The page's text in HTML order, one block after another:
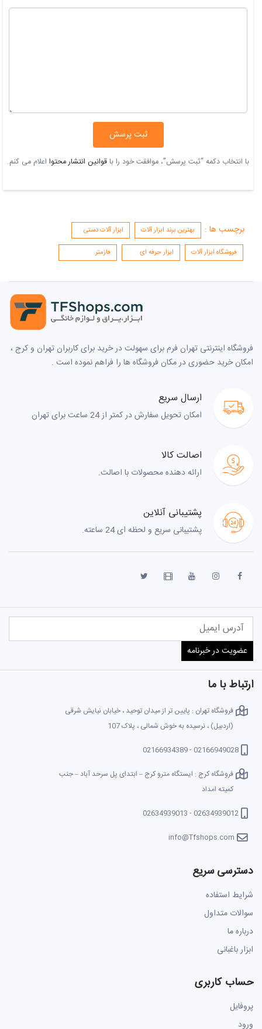
ثبت پرسش
با انتخاب دکمه “ثبت پرسش”، موافقت خود را باقوانین انتشار محتوا اعلام می کنم.
برچسب ها : بهترین برند ابزار آلات
ابزار آلات دستی
فروشگاه ابزار آلات
ابزار حرفه ای فازمتر
فروشگاه اینترنتی تهران فرم برای سهولت در خرید برای کاربران تهران و کرج ،
امکان خرید حضوری در مکان فروشگاه ها را فراهم نموده است .
ارسال سریع
امکان تحویل سفارش در کمتر از 24 ساعت برای تهران
اصالت کالا
ارائه دهنده محصولات با اصالت.
پشتیبانی آنلاین
پشتیبانی سریع و لحظه ای 24 ساعته.
ارتباط با ما
فروشگاه تهران : پایین تر از میدان توحید ، خیابان نیایش شرقی
(اردبیل) ، نرسیده به خوش شمالی ، پلاک 107
02166949028 - 02166934389
فروشگاه کرج : ایستگاه مترو کرج – ابتدای پل سرحد آباد – جنب
کمیته امداد
02634939012 - 02634939013
info@Tfshops.com
دسترسی سریع
شرایط استفاده
سوالات متداول
درباره ما
ابزار باغبانی
حساب کاربری
پروفایل
ورود